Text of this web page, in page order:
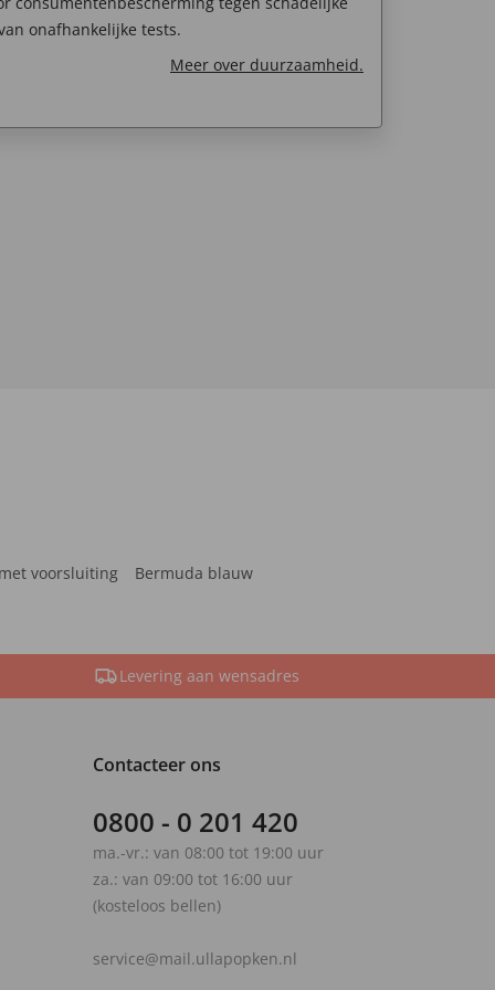
onafhankelijke tests.
Meer over duurzaamheid.
voorsluiting Bermuda blauw
Levering aan wensadres
Contacteer ons
0800 - 0 201 420
ma.-vr.: van 08:00 tot 19:00 uur
za.: van 09:00 tot 16:00 uur
(kosteloos bellen)
service@mail.ullapopken.nl